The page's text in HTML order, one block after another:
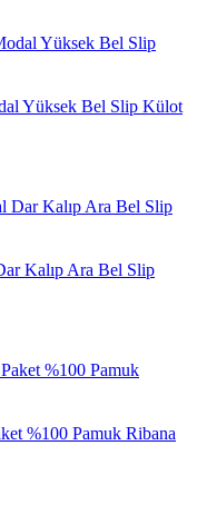
Yüksek Bel Slip Külot
Kalıp Ara Bel Slip
%100 Pamuk Ribana